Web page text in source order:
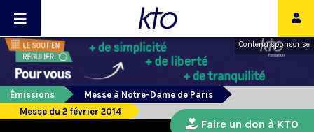
Contenu sponsorisé
Émissions
Messe à Notre-Dame de Paris
Messe du 2 février 2014
Faire un don à KTO